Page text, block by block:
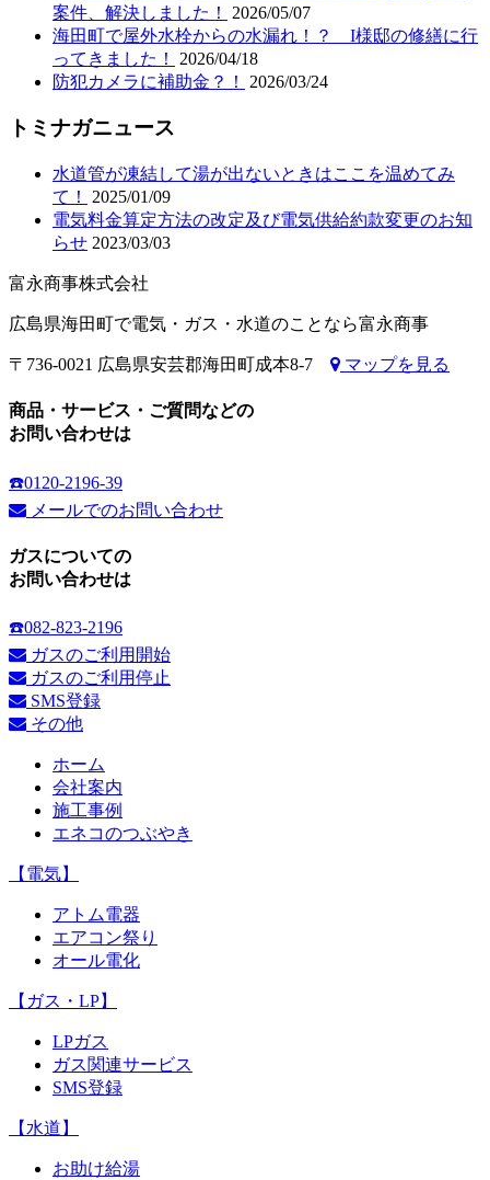
案件、解決しました！
2026/05/07
海田町で屋外水栓からの水漏れ！？ I様邸の修繕に行
ってきました！
2026/04/18
防犯カメラに補助金？！
2026/03/24
トミナガニュース
水道管が凍結して湯が出ないときはここを温めてみ
て！
2025/01/09
電気料金算定方法の改定及び電気供給約款変更のお知
らせ 2023/03/03
富永商事株式会社
広島県海田町で電気・ガス・水道のことなら富永商事
〒736-0021 広島県安芸郡海田町成本8-7 マップを見る
商品・サービス・ご質問などの
お問い合わせは
☎️0120-2196-39
メールでのお問い合わせ
ガスについての
お問い合わせは
☎️082-823-2196
ガスのご利用開始
ガスのご利用停止
SMS登録
その他
ホーム
会社案内
施工事例
エネコのつぶやき
【電気】
アトム電器
エアコン祭り
オール電化
【ガス・LP】
LPガス
ガス関連サービス
SMS登録
【水道】
お助け給湯